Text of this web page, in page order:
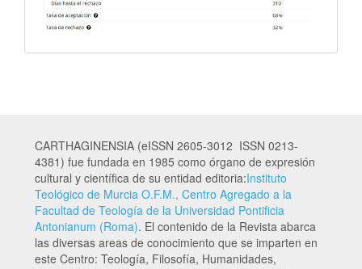
CARTHAGINENSIA (eISSN 2605-3012 ISSN 0213-
4381) fue fundada en 1985 como órgano de expresión
cultural y científica de su entidad editoria:Instituto
Teológico de Murcia O.F.M., Centro Agregado a la
Facultad de Teología de la Universidad Pontificia
Antonianum (Roma). El contenido de la Revista abarca
las diversas areas de conocimiento que se imparten en
este Centro: Teología, Filosofía, Humanidades,